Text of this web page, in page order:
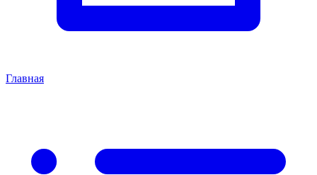
Главная